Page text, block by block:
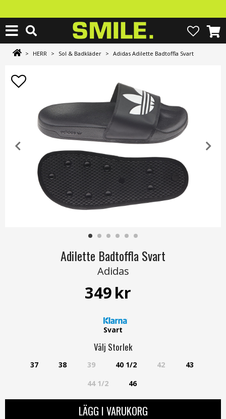
> HERR > Sol & Badkläder > Adidas Adilette Badtoffla Svart
Adilette Badtoffla Svart
Adidas
349kr
Svart
Välj Storlek
37 38 39 40 1/2 42
43
44 1/2
46
LÄGG I VARUKORG